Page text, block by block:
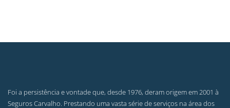
Foi a persistência e vontade que, desde 1976, deram origem em 2001 à
Seguros Carvalho. Prestando uma vasta série de serviços na área dos